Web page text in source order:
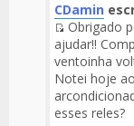
CDamin
Fuente
del
Mensaje
Obrigado
ajudar!!
ventoinha
Notei hoje
esses reles?